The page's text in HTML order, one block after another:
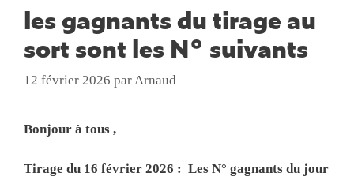
les gagnants du tirage au
sort sont les N° suivants
12 février 2026 par Arnaud
Bonjour à tous ,
Tirage du 16 février 2026 : Les N° gagnants du jour